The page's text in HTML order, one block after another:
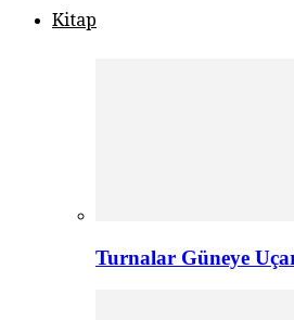
Kitap
Turnalar Güneye